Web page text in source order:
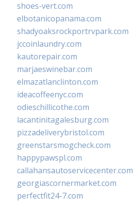
shoes-vert.com
elbotanicopanama.com
shadyoaksrockportrvpark.com
jccoinlaundry.com
kautorepair.com
marjaeswinebar.com
elmazatlanclinton.com
ideacoffeenyc.com
odieschillicothe.com
lacantinitagalesburg.com
pizzadeliverybristol.com
greenstarsmogcheck.com
happypawspl.com
callahansautoservicecenter.com
georgiascornermarket.com
perfectfit24-7.com